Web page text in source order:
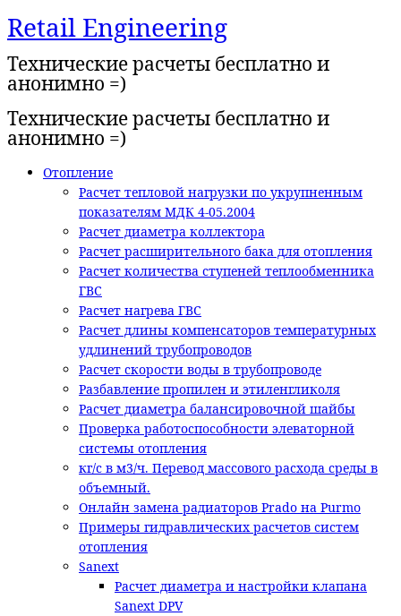
Перейти
к
содержимому
Retail Engineering
Технические расчеты бесплатно и
анонимно =)
Технические расчеты бесплатно и
анонимно =)
Отопление
Расчет тепловой нагрузки по укрупненным
показателям МДК 4-05.2004
Расчет диаметра коллектора
Расчет расширительного бака для отопления
Расчет количества ступеней теплообменника
ГВС
Расчет нагрева ГВС
Расчет длины компенсаторов температурных
удлинений трубопроводов
Расчет скорости воды в трубопроводе
Разбавление пропилен и этиленгликоля
Расчет диаметра балансировочной шайбы
Проверка работоспособности элеваторной
системы отопления
кг/с в м3/ч. Перевод массового расхода среды в
объемный.
Онлайн замена радиаторов Prado на Purmo
Примеры гидравлических расчетов систем
отопления
Sanext
Расчет диаметра и настройки клапана
Sanext DPV